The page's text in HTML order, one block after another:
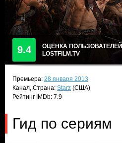
9.4
ОЦЕНКА ПОЛЬЗОВАТЕЛЕЙ
LOSTFILM.TV
Премьера: 28 января 2013
Канал, Страна: Starz (США)
Рейтинг IMDb: 7.9
Гид по сериям